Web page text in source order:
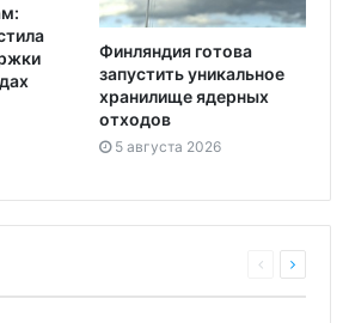
Финляндия готова
запустить уникальное
хранилище ядерных
отходов
5 августа 2026